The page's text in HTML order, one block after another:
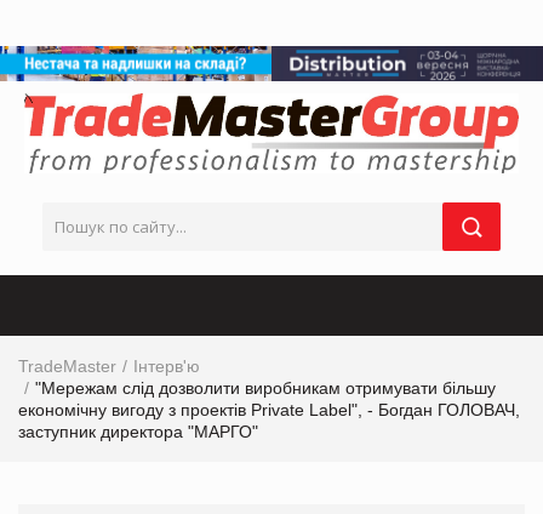
TradeMaster
Інтерв'ю
"Мережам слід дозволити виробникам отримувати більшу
економічну вигоду з проектів Private Label", - Богдан ГОЛОВАЧ,
заступник директора "МАРГО"